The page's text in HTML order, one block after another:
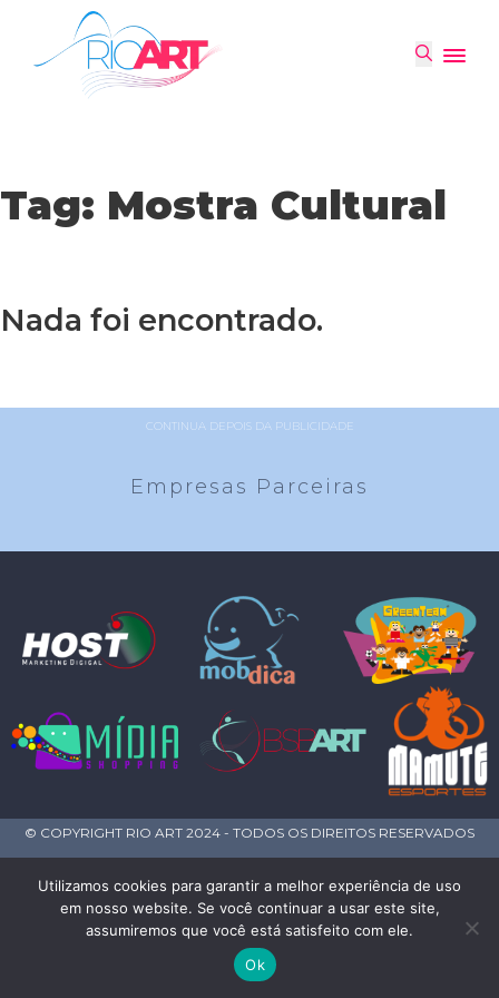
Tag: Mostra Cultural
Nada foi encontrado.
CONTINUA DEPOIS DA PUBLICIDADE
Empresas Parceiras
© COPYRIGHT RIO ART 2024 - TODOS OS DIREITOS RESERVADOS
Utilizamos cookies para garantir a melhor experiência de uso
em nosso website. Se você continuar a usar este site,
assumiremos que você está satisfeito com ele.
Ok